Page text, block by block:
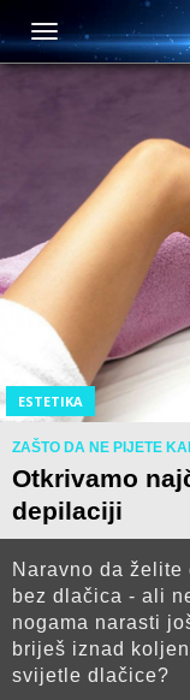
ESTETIKA
ZAŠTO DA NE PIJETE
Otkrivamo
depilaciji
Naravno da
bez dlačica - ali
nogama narasti
briješ iznad
svijetle dlačice?